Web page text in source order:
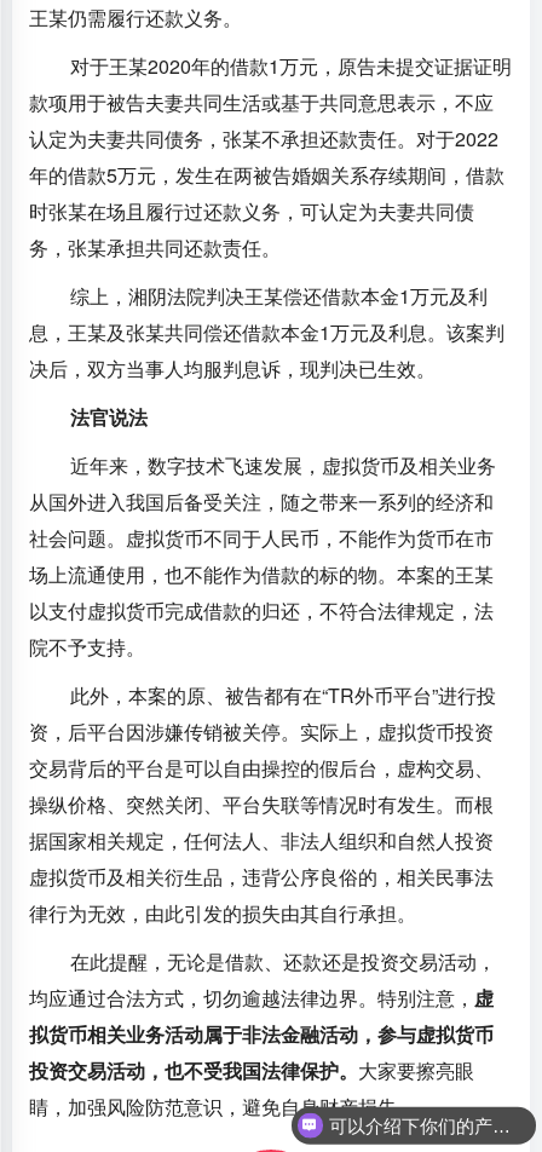
王某仍需履行还款义务。
对于王某2020年的借款1万元，原告未提交证据证明
款项用于被告夫妻共同生活或基于共同意思表示，不应
认定为夫妻共同债务，张某不承担还款责任。对于2022
年的借款5万元，发生在两被告婚姻关系存续期间，借款
时张某在场且履行过还款义务，可认定为夫妻共同债
务，张某承担共同还款责任。
综上，湘阴法院判决王某偿还借款本金1万元及利
息，王某及张某共同偿还借款本金1万元及利息。该案判
决后，双方当事人均服判息诉，现判决已生效。
法官说法
近年来，数字技术飞速发展，虚拟货币及相关业务
从国外进入我国后备受关注，随之带来一系列的经济和
社会问题。虚拟货币不同于人民币，不能作为货币在市
场上流通使用，也不能作为借款的标的物。本案的王某
以支付虚拟货币完成借款的归还，不符合法律规定，法
院不予支持。
此外，本案的原、被告都有在“TR外币平台”进行投
资，后平台因涉嫌传销被关停。实际上，虚拟货币投资
交易背后的平台是可以自由操控的假后台，虚构交易、
操纵价格、突然关闭、平台失联等情况时有发生。而根
据国家相关规定，任何法人、非法人组织和自然人投资
虚拟货币及相关衍生品，违背公序良俗的，相关民事法
律行为无效，由此引发的损失由其自行承担。
在此提醒，无论是借款、还款还是投资交易活动，
均应通过合法方式，切勿逾越法律边界。特别注意， 虚
拟货币相关业务活动属于非法金融活动，参与虚拟货币
投资交易活动，也不受我国法律保护。 大家要擦亮眼
睛，加强风险防范意识，避免自身财产损失。
可以介绍下你们的产品么